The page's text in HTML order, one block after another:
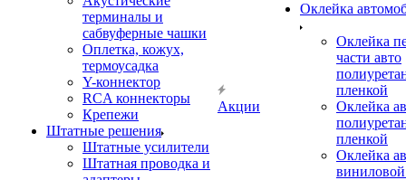
терминалы и
сабвуферные чашки
Оплетка, кожух,
термоусадка
Y-коннектор
RCA коннекторы
Крепежи
Штатные решения
Штатные усилители
Штатная проводка и
Акции
Оклейка
Оклейка
части авто
пленкой
Оклейка
пленкой
Оклейка